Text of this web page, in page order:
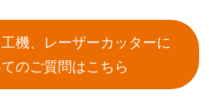
機、レーザーカッターに
のご質問はこちら